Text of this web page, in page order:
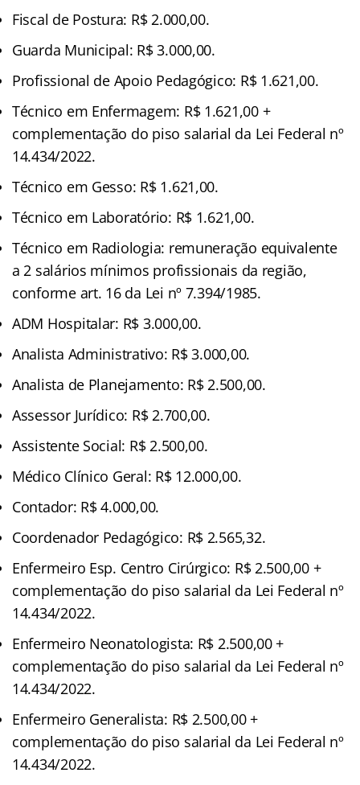
Fiscal de Postura: R$ 2.000,00.
Guarda Municipal: R$ 3.000,00.
Profissional de Apoio Pedagógico: R$ 1.621,00.
Técnico em Enfermagem: R$ 1.621,00 +
complementação do piso salarial da Lei Federal nº
14.434/2022.
Técnico em Gesso: R$ 1.621,00.
Técnico em Laboratório: R$ 1.621,00.
Técnico em Radiologia: remuneração equivalente
a 2 salários mínimos profissionais da região,
conforme art. 16 da Lei nº 7.394/1985.
ADM Hospitalar: R$ 3.000,00.
Analista Administrativo: R$ 3.000,00.
Analista de Planejamento: R$ 2.500,00.
Assessor Jurídico: R$ 2.700,00.
Assistente Social: R$ 2.500,00.
Médico Clínico Geral: R$ 12.000,00.
Contador: R$ 4.000,00.
Coordenador Pedagógico: R$ 2.565,32.
Enfermeiro Esp. Centro Cirúrgico: R$ 2.500,00 +
complementação do piso salarial da Lei Federal nº
14.434/2022.
Enfermeiro Neonatologista: R$ 2.500,00 +
complementação do piso salarial da Lei Federal nº
14.434/2022.
Enfermeiro Generalista: R$ 2.500,00 +
complementação do piso salarial da Lei Federal nº
14.434/2022.